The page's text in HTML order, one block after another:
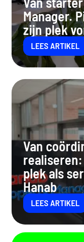
Manager.
zijn plek
LEES ARTIKEL
Van
realiseren:
plek als
Hanab
LEES ARTIKEL